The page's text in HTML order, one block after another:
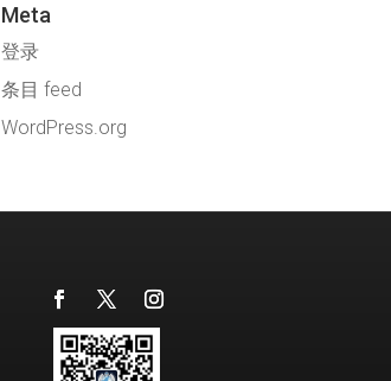
Meta
登录
条目 feed
WordPress.org